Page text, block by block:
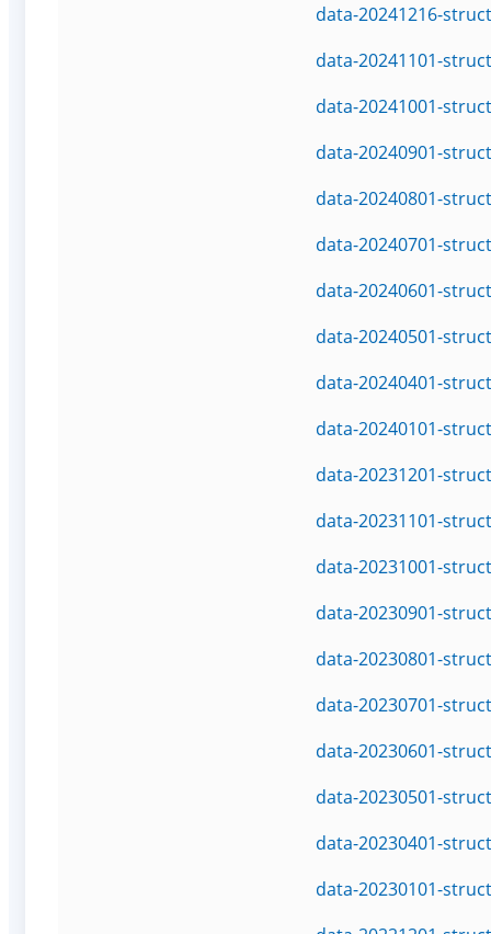
data-20241216-
data-20241101-
data-20241001-
data-20240901-
data-20240801-
data-20240701-
data-20240601-
data-20240501-
data-20240401-
data-20240101-
data-20231201-
data-20231101-
data-20231001-
data-20230901-
data-20230801-
data-20230701-
data-20230601-
data-20230501-
data-20230401-
data-20230101-